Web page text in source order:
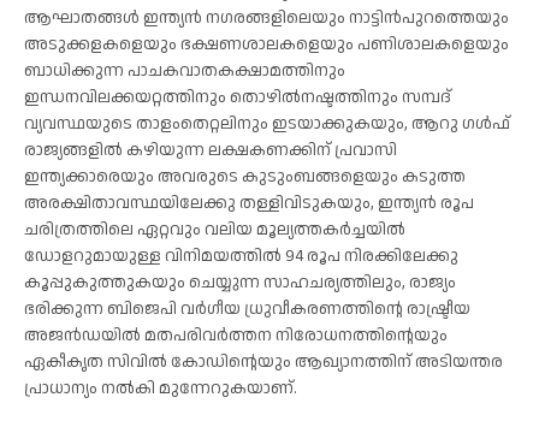
ആഘാതങ്ങള്‍ ഇന്ത്യന്‍ നഗരങ്ങളിലെയും നാട്ടിന്‍പുറത്തെയും
അടുക്കളകളെയും ഭക്ഷണശാലകളെയും പണിശാലകളെയും
ബാധിക്കുന്ന പാചകവാതകക്ഷാമത്തിനും
ഇന്ധനവിലക്കയറ്റത്തിനും തൊഴില്‍നഷ്ടത്തിനും സമ്പദ്
വ്യവസ്ഥയുടെ താളംതെറ്റലിനും ഇടയാക്കുകയും, ആറു ഗള്‍ഫ്
രാജ്യങ്ങളില്‍ കഴിയുന്ന ലക്ഷകണക്കിന് പ്രവാസി
ഇന്ത്യക്കാരെയും അവരുടെ കുടുംബങ്ങളെയും കടുത്ത
അരക്ഷിതാവസ്ഥയിലേക്കു തള്ളിവിടുകയും, ഇന്ത്യന്‍ രൂപ
ചരിത്രത്തിലെ ഏറ്റവും വലിയ മൂല്യത്തകര്‍ച്ചയില്‍
ഡോളറുമായുള്ള വിനിമയത്തില്‍ 94 രൂപ നിരക്കിലേക്കു
കൂപ്പുകുത്തുകയും ചെയ്യുന്ന സാഹചര്യത്തിലും, രാജ്യം
ഭരിക്കുന്ന ബിജെപി വര്‍ഗീയ ധ്രുവീകരണത്തിന്റെ രാഷ്ട്രീയ
അജന്‍ഡയില്‍ മതപരിവര്‍ത്തന നിരോധനത്തിന്റെയും
ഏകീകൃത സിവില്‍ കോഡിന്റെയും ആഖ്യാനത്തിന് അടിയന്തര
പ്രാധാന്യം നല്‍കി മുന്നേറുകയാണ്.